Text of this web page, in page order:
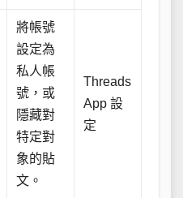
將帳號
設定為
私人帳
號，或
隱藏對
特定對
象的貼
文。
Threads
App 設
定